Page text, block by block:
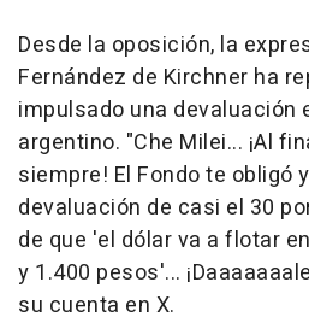
Desde la oposición, la
Fernández de Kirchner ha
impulsado una devaluación
argentino. "Che Milei... ¡Al
siempre! El Fondo te obligó
devaluación de casi el 30
de que 'el dólar va a flotar
y 1.400 pesos'...
su cuenta en X.